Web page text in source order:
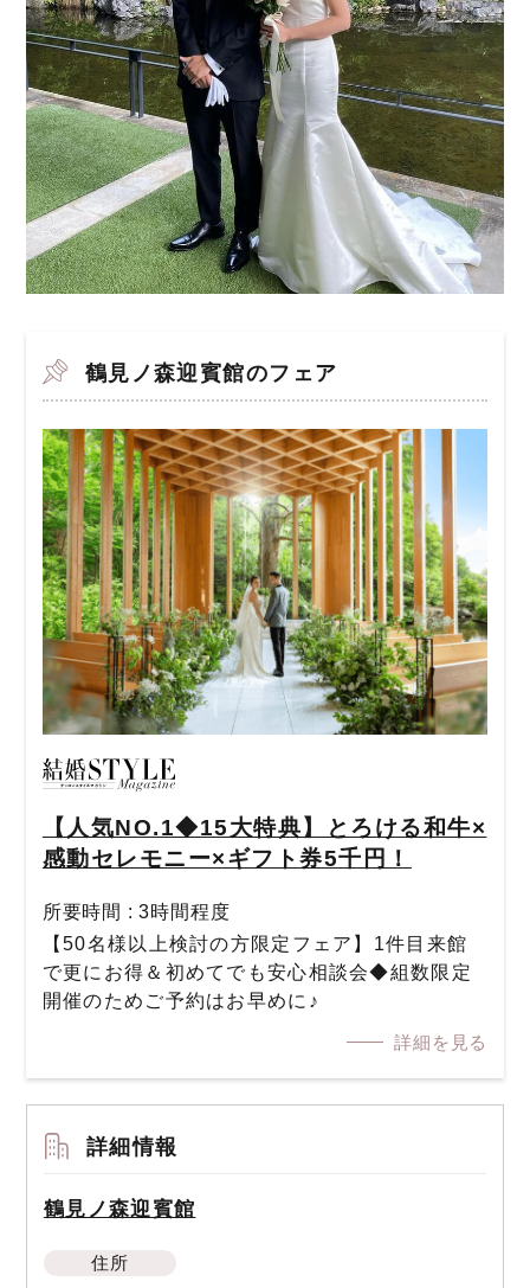
鶴見ノ森迎賓館のフェア
【人気NO.1◆15大特典】とろける和牛×
感動セレモニー×ギフト券5千円！
所要時間 : 3時間程度
【50名様以上検討の方限定フェア】1件目来館
で更にお得＆初めてでも安心相談会◆組数限定
開催のためご予約はお早めに♪
詳細を見る
詳細情報
鶴見ノ森迎賓館
住所